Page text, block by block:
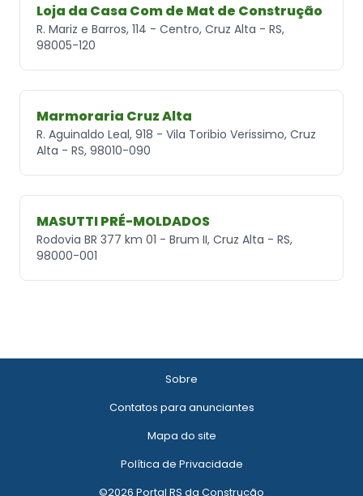
Loja da Casa Com de Mat de Construção
R. Mariz e Barros, 114 - Centro, Cruz Alta - RS,
98005-120
Marmoraria Cruz Alta
R. Aguinaldo Leal, 918 - Vila Toribio Verissimo, Cruz
Alta - RS, 98010-090
MASUTTI PRÉ-MOLDADOS
Rodovia BR 377 km 01 - Brum II, Cruz Alta - RS,
98000-001
Sobre
Contatos para anunciantes
Mapa do site
Política de Privacidade
©2026 Portal RS da Construção